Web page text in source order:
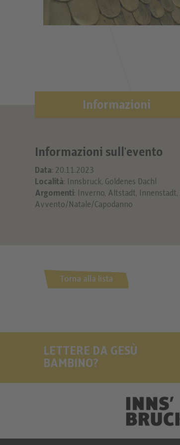
Informazioni sull'evento
Data: 20.11.2023
Località: Innsbruck, Goldenes Dachl
Argomenti: Inverno, Altstadt, Innenstadt,
Avvento/Natale/Capodanno
Informazioni
Torna alla lista
LETTERE DA GESÙ
BAMBINO?